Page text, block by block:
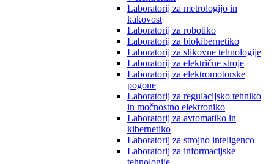
Laboratorij za metrologijo in
kakovost
Laboratorij za robotiko
Laboratorij za biokibernetiko
Laboratorij za slikovne tehnologije
Laboratorij za električne stroje
Laboratorij za elektromotorske
pogone
Laboratorij za regulacijsko tehniko
in močnostno elektroniko
Laboratorij za avtomatiko in
kibernetiko
Laboratorij za strojno inteligenco
Laboratorij za informacijske
tehnologije